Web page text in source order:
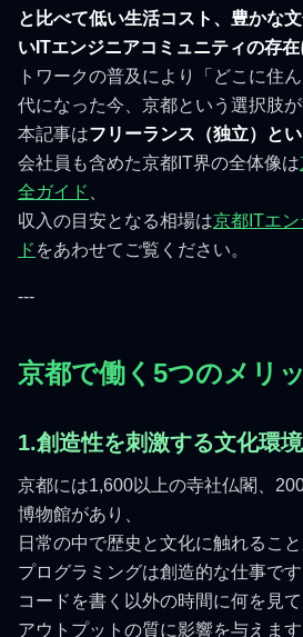
と比べて低い生活コスト、豊かな
いITエンジニアコミュニティの存在
トワークの普及により「どこに住
代になった今、京都という選択肢
本記事はフリーランス（独立）と
会社員も含めた京都IT界の全体像は
全ガイド
収入の目安となる相場は京都ITエ
ド をあわせてご覧ください。
---
京都で働く5つのメリ
1.創造性を刺激する文化環境
京都には1,600以上の寺社仏閣、
博物館があり、
日常の中で歴史と文化に触れること
プログラミングは創造的な仕事です
コードを書く以外の時間に何を見
アウトプットの質に影響を与えます